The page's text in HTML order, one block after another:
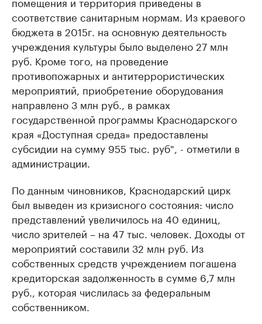
соответствие санитарным нормам. Из краевого
бюджета в 2015г. на основную деятельность
учреждения культуры было выделено 27 млн
руб. Кроме того, на проведение
противопожарных и антитеррористических
мероприятий, приобретение оборудования
направлено 3 млн руб., в рамках
государственной программы Краснодарского
края «Доступная среда» предоставлены
субсидии на сумму 955 тыс. руб", - отметили в
администрации.
По данным чиновников, Краснодарский цирк
был выведен из кризисного состояния: число
представлений увеличилось на 40 единиц,
число зрителей – на 47 тыс. человек. Доходы от
мероприятий составили 32 млн руб. Из
собственных средств учреждением погашена
кредиторская задолженность в сумме 6,7 млн
руб., которая числилась за федеральным
собственником.